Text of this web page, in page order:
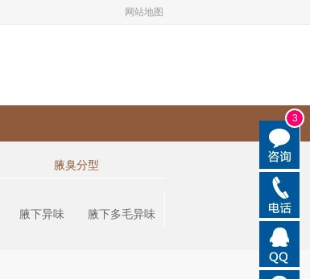
3
网站地图
腋臭分型
腋下异味 腋下多毛异味